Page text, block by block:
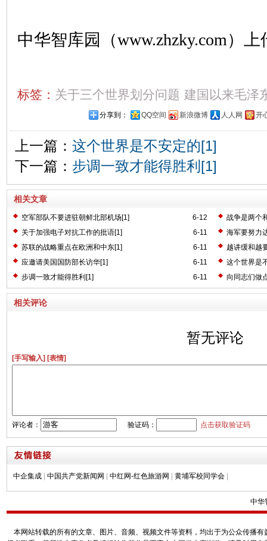
中华智库园（www.zhzky.com）上
标签： 关于三个世界划分问题 建国以来毛泽
分享到： QQ空间 新浪微博 人人网 开
上一篇： 这个世界是不安定的[1]
下一篇： 步调一致才能得胜利[1]
相关文章
6-12
空军部队不要进驻朝鲜北部机场[1]
战争是两个
6-11
关于加强电子对抗工作的批语[1]
海军要努力
6-11
苏联的战略重点在欧洲和中东[1]
越讲缓和越
6-11
应邀请美国国防部长访华[1]
这个世界是
6-11
步调一致才能得胜利[1] 向同志们做
相关评论
暂无评论
[手写输入] [表情]
评论者： 验证码： 点击获取验证码
中企集成 | 中国共产党新闻网 | 中红网-红色旅游网 | 黄埔军校同学会 |
中华
本网站转载的所有的文章、图片、音频、视频文件等资料，均出于为公众传播